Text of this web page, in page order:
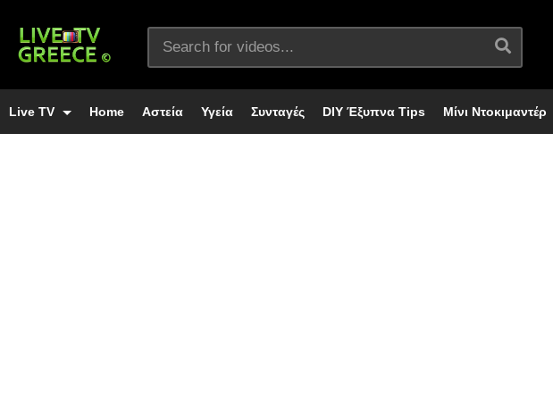
Live TV Home Αστεία Υγεία Συνταγές DIY Έξυπνα Tips Μίνι Ντοκιμαντέρ